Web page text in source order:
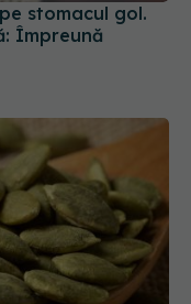
stomacul gol.
Împreună